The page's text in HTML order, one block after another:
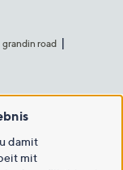
grandin road
damit
mit